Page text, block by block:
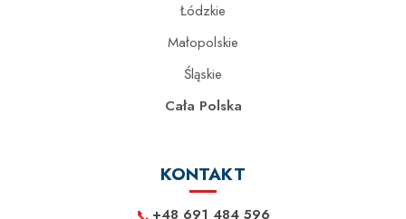
Łódzkie
Małopolskie
Śląskie
Cała Polska
KONTAKT
+48 691 484 596